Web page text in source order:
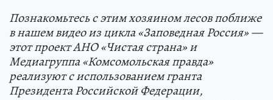
Познакомьтесь с этим хозяином лесов поближе
в нашем видео из цикла «Заповедная Россия» —
этот проект АНО «Чистая страна» и
Медиагруппа «Комсомольская правда»
реализуют с использованием гранта
Президента Российской Федерации,